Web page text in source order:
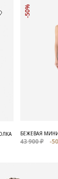
Для нее
-50%
БЕЖЕВАЯ
43 900 ₽ -